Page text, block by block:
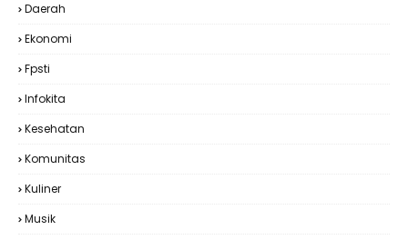
Daerah
Ekonomi
Fpsti
Infokita
Kesehatan
Komunitas
Kuliner
Musik